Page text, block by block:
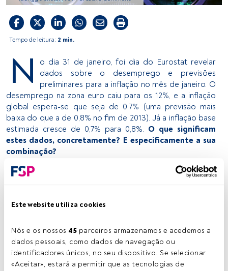
Este website utiliza cookies
Nós e os nossos 45 parceiros armazenamos e acedemos a
dados pessoais, como dados de navegação ou
identificadores únicos, no seu dispositivo. Se selecionar
«Aceitar», estará a permitir que as tecnologias de
Tempo de leitura: 2 min.
N
o dia 31 de janeiro, foi dia do Eurostat revelar
dados sobre o desemprego e previsões
preliminares para a inflação no mês de janeiro. O
desemprego na zona euro caiu para os 12%, e a inflação
global espera-se que seja de 0,7% (uma previsão mais
baixa do que a de 0,8% no fim de 2013). Já a inflação base
estimada cresce de 0,7% para 0,8%. O que significam
estes dados, concretamente? E especificamente a sua
combinação?
Azad Zangana, Economista da
, refere que “a
inflação base é agora maior do que a inflação global, o
mais voláteis de bens e serviços
mercados de energia doméstica”.
Sinais mistos
David Lebovitz, daJ.P. Morgan Asset Management